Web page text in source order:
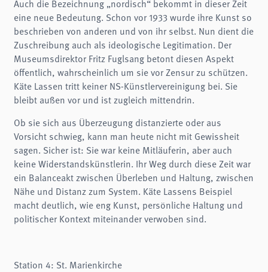
Auch die Bezeichnung „nordisch“ bekommt in dieser Zeit
eine neue Bedeutung. Schon vor 1933 wurde ihre Kunst so
beschrieben von anderen und von ihr selbst. Nun dient die
Zuschreibung auch als ideologische Legitimation. Der
Museumsdirektor Fritz Fuglsang betont diesen Aspekt
öffentlich, wahrscheinlich um sie vor Zensur zu schützen.
Käte Lassen tritt keiner NS-Künstlervereinigung bei. Sie
bleibt außen vor und ist zugleich mittendrin.
Ob sie sich aus Überzeugung distanzierte oder aus
Vorsicht schwieg, kann man heute nicht mit Gewissheit
sagen. Sicher ist: Sie war keine Mitläuferin, aber auch
keine Widerstandskünstlerin. Ihr Weg durch diese Zeit war
ein Balanceakt zwischen Überleben und Haltung, zwischen
Nähe und Distanz zum System. Käte Lassens Beispiel
macht deutlich, wie eng Kunst, persönliche Haltung und
politischer Kontext miteinander verwoben sind.
Station 4: St. Marienkirche